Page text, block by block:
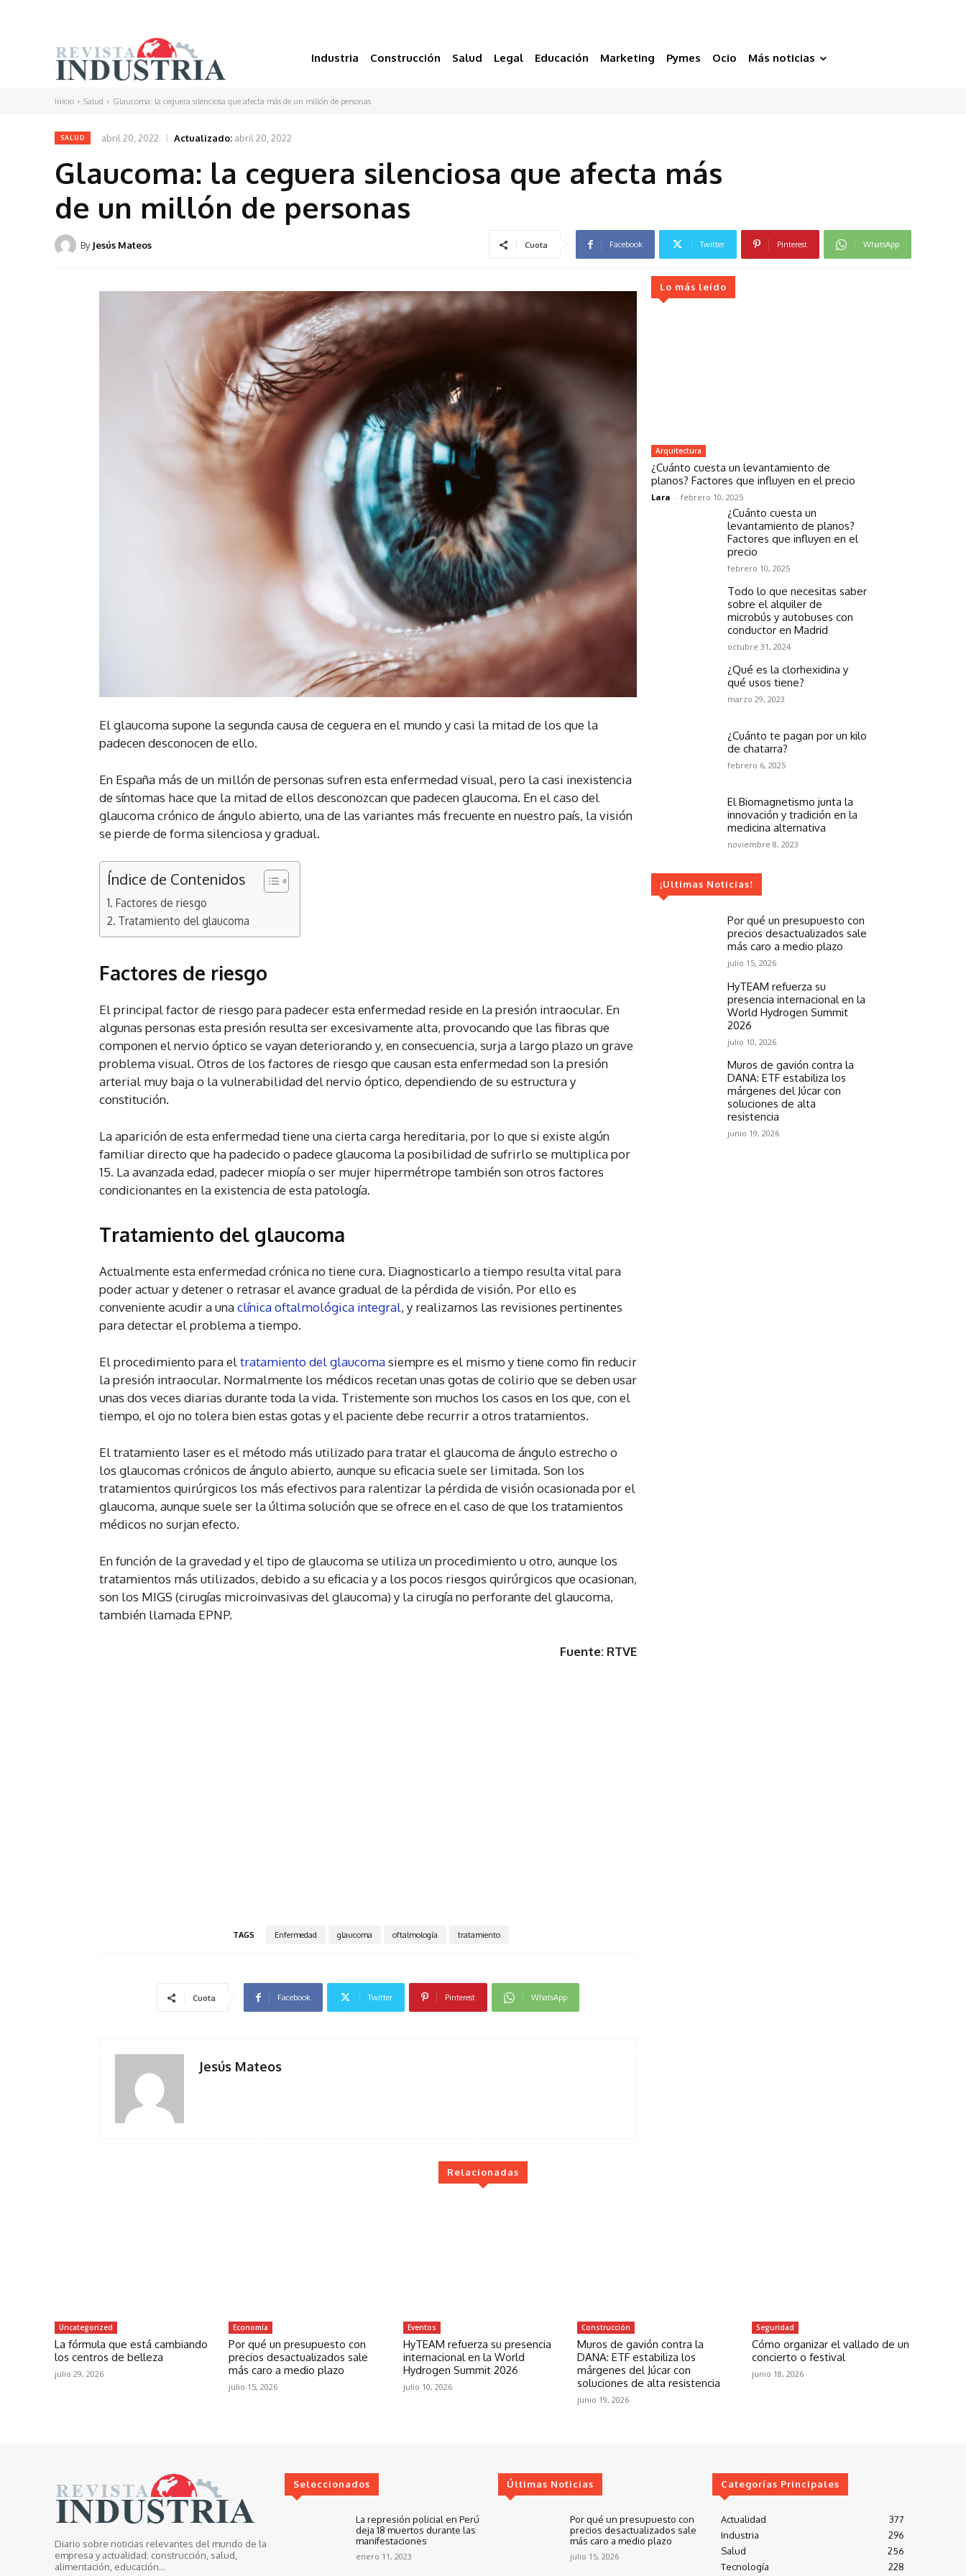
Industria Construcción Salud Legal Educación Marketing Pymes Ocio Más noticias
Inicio Salud Glaucoma: la ceguera silenciosa que afecta más de un millón de personas
SALUD abril 20, 2022 Actualizado: abril 20, 2022
Glaucoma: la ceguera silenciosa que afecta más
de un millón de personas
By Jesús Mateos Cuota Facebook Twitter Pinterest WhatsApp
El glaucoma supone la segunda causa de ceguera en el mundo y casi la mitad de los que la
padecen desconocen de ello.
En España más de un millón de personas sufren esta enfermedad visual, pero la casi inexistencia
de síntomas hace que la mitad de ellos desconozcan que padecen glaucoma. En el caso del
glaucoma crónico de ángulo abierto, una de las variantes más frecuente en nuestro país, la visión
se pierde de forma silenciosa y gradual.
Índice de Contenidos
Factores de riesgo
Tratamiento del glaucoma
Factores de riesgo
El principal factor de riesgo para padecer esta enfermedad reside en la presión intraocular. En
algunas personas esta presión resulta ser excesivamente alta, provocando que las fibras que
componen el nervio óptico se vayan deteriorando y, en consecuencia, surja a largo plazo un grave
problema visual. Otros de los factores de riesgo que causan esta enfermedad son la presión
arterial muy baja o la vulnerabilidad del nervio óptico, dependiendo de su estructura y
constitución.
La aparición de esta enfermedad tiene una cierta carga hereditaria, por lo que si existe algún
familiar directo que ha padecido o padece glaucoma la posibilidad de sufrirlo se multiplica por
15. La avanzada edad, padecer miopía o ser mujer hipermétrope también son otros factores
condicionantes en la existencia de esta patología.
Tratamiento del glaucoma
Actualmente esta enfermedad crónica no tiene cura. Diagnosticarlo a tiempo resulta vital para
poder actuar y detener o retrasar el avance gradual de la pérdida de visión. Por ello es
conveniente acudir a unaclínica oftalmológica integral, y realizarnos las revisiones pertinentes
para detectar el problema a tiempo.
El procedimiento para eltratamiento del glaucomasiempre es el mismo y tiene como fin reducir
la presión intraocular. Normalmente los médicos recetan unas gotas de colirio que se deben usar
unas dos veces diarias durante toda la vida. Tristemente son muchos los casos en los que, con el
tiempo, el ojo no tolera bien estas gotas y el paciente debe recurrir a otros tratamientos.
El tratamiento laser es el método más utilizado para tratar el glaucoma de ángulo estrecho o
los glaucomas crónicos de ángulo abierto, aunque su eficacia suele ser limitada. Son los
tratamientos quirúrgicos los más efectivos para ralentizar la pérdida de visión ocasionada por el
glaucoma, aunque suele ser la última solución que se ofrece en el caso de que los tratamientos
médicos no surjan efecto.
En función de la gravedad y el tipo de glaucoma se utiliza un procedimiento u otro, aunque los
tratamientos más utilizados, debido a su eficacia y a los pocos riesgos quirúrgicos que ocasionan,
son los MIGS (cirugías microinvasivas del glaucoma) y la cirugía no perforante del glaucoma,
también llamada EPNP.
Fuente: RTVE
TAGS Enfermedad glaucoma oftalmología tratamiento
Cuota Facebook Twitter Pinterest WhatsApp
Jesús Mateos
Lo más leído
Arquitectura
¿Cuánto cuesta un levantamiento de
planos? Factores que influyen en el precio
Lara - febrero 10, 2025
¿Cuánto cuesta un
levantamiento de planos?
Factores que influyen en el
precio
febrero 10, 2025
Todo lo que necesitas saber
sobre el alquiler de
microbús y autobuses con
conductor en Madrid
octubre 31, 2024
¿Qué es la clorhexidina y
qué usos tiene?
marzo 29, 2023
¿Cuánto te pagan por un kilo
de chatarra?
febrero 6, 2025
El Biomagnetismo junta la
innovación y tradición en la
medicina alternativa
noviembre 8, 2023
¡Ultimas Noticias!
Por qué un presupuesto con
precios desactualizados sale
más caro a medio plazo
julio 15, 2026
HyTEAM refuerza su
presencia internacional en la
World Hydrogen Summit
2026
julio 10, 2026
Muros de gavión contra la
DANA: ETF estabiliza los
márgenes del Júcar con
soluciones de alta
resistencia
junio 19, 2026
Relacionadas
Uncategorized
La fórmula que está cambiando
los centros de belleza
julio 29, 2026
Economía
Por qué un presupuesto con
precios desactualizados sale
más caro a medio plazo
julio 15, 2026
Eventos
HyTEAM refuerza su presencia
internacional en la World
Hydrogen Summit 2026
julio 10, 2026
Construcción
Muros de gavión contra la
DANA: ETF estabiliza los
márgenes del Júcar con
soluciones de alta resistencia
junio 19, 2026
Seguridad
Cómo organizar el vallado de un
concierto o festival
junio 18, 2026
Diario sobre noticias relevantes del mundo de la
empresa y actualidad: construcción, salud,
alimentación, educación...
Seleccionados
La represión policial en Perú
deja 18 muertos durante las
manifestaciones
enero 11, 2023
Últimas Noticias
Por qué un presupuesto con
precios desactualizados sale
más caro a medio plazo
julio 15, 2026
Categorías Principales
Actualidad
377
Industria
296
Salud
256
Tecnología
228